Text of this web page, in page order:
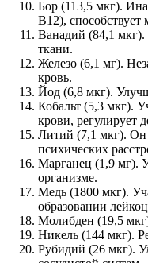
Бор (113,5 мкг).
B12), способствует
Ванадий (84,1 мкг).
ткани.
Железо (6,1 мг).
кровь.
Йод (6,8 мкг).
Кобальт (5,3 мкг).
крови, регулирует
Литий (7,1 мкг). Он
психических
Марганец (1,9 мг).
организме.
Медь (1800 мкг).
образовании
Молибден (19,5
Никель (144 мкг).
Рубидий (26 мкг).